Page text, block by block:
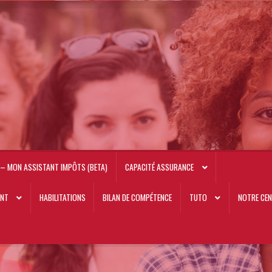
MON ASSISTANT IMPÔTS (BETA) CAPACITÉ ASSURANCE
HABILITATIONS BILAN DE COMPÉTENCE TUTO NOTRE